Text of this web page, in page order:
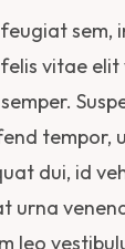
sem,
vitae elit
tempor,
dui, id
urna
leo